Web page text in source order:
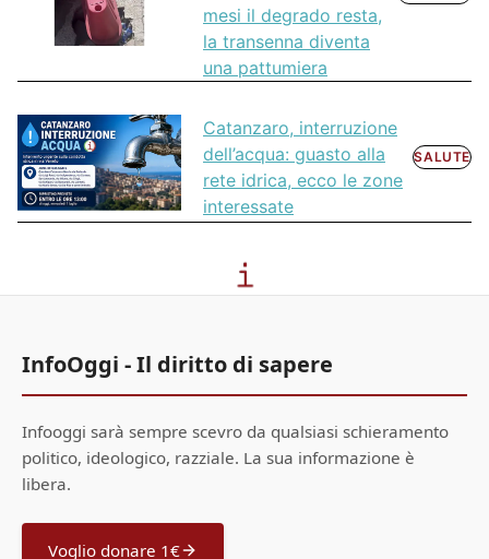
mesi il degrado resta,
la transenna diventa
una pattumiera
Catanzaro, interruzione
dell’acqua: guasto alla
rete idrica, ecco le zone
interessate
SALUTE
InfoOggi - Il diritto di sapere
Infooggi sarà sempre scevro da qualsiasi schieramento
politico, ideologico, razziale. La sua informazione è
libera.
Voglio donare 1€